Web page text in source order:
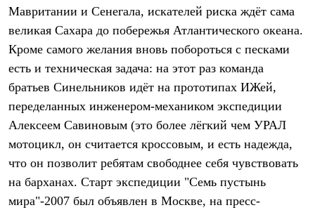
Рубашки
Толстовки
Брюки
Шорты
Женская одежда
Утепленная пухом
Куртки
Брюки
Жилеты
Утепленная синтетикой
Брюки
Штормовая одежда
Куртки
Софтшелл одежда
Куртки
Мавритании и Сенегала, искателей риска ждёт сама
великая Сахара до побережья Атлантического океана.
Кроме самого желания вновь побороться с песками
есть и техническая задача: на этот раз команда
братьев Синельников идёт на прототипах ИЖей,
переделанных инженером-механиком экспедиции
Алексеем Савиновым (это более лёгкий чем УРАЛ
мотоцикл, он считается кроссовым, и есть надежда,
что он позволит ребятам свободнее себя чувствовать
на барханах. Старт экспедиции "Семь пустынь
мира"-2007 был объявлен в Москве, на пресс-